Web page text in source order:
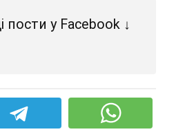
пости у Facebook ↓